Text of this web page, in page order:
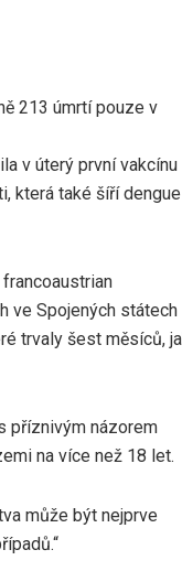
213 úmrtí pouze v
v úterý první vakcínu
která také šíří
ve Spojených státech
trvaly šest měsíců,
příznivým názorem
na více než 18 let.
může být nejprve